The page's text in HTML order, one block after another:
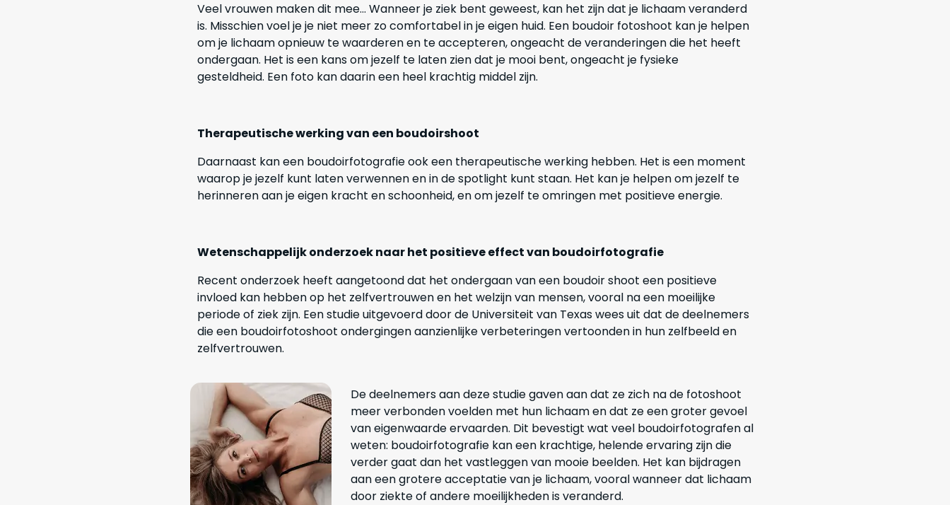
De deelnemers aan deze studie gaven aan dat ze zich na de fotoshoot
meer verbonden voelden met hun lichaam en dat ze een groter gevoel
van eigenwaarde ervaarden. Dit bevestigt wat veel boudoirfotografen al
weten: boudoirfotografie kan een krachtige, helende ervaring zijn die
verder gaat dan het vastleggen van mooie beelden. Het kan bijdragen
aan een grotere acceptatie van je lichaam, vooral wanneer dat lichaam
door ziekte of andere moeilijkheden is veranderd.
Veel vrouwen maken dit mee... Wanneer je ziek bent geweest, kan het zijn dat je lichaam veranderd
is. Misschien voel je je niet meer zo comfortabel in je eigen huid. Een boudoir fotoshoot kan je helpen
om je lichaam opnieuw te waarderen en te accepteren, ongeacht de veranderingen die het heeft
ondergaan. Het is een kans om jezelf te laten zien dat je mooi bent, ongeacht je fysieke
gesteldheid. Een foto kan daarin een heel krachtig middel zijn.
Therapeutische werking van een boudoirshoot
Daarnaast kan een boudoirfotografie ook een therapeutische werking hebben. Het is een moment
waarop je jezelf kunt laten verwennen en in de spotlight kunt staan. Het kan je helpen om jezelf te
herinneren aan je eigen kracht en schoonheid, en om jezelf te omringen met positieve energie.
Wetenschappelijk onderzoek naar het positieve effect van boudoirfotografie
Recent onderzoek heeft aangetoond dat het ondergaan van een boudoir shoot een positieve
invloed kan hebben op het zelfvertrouwen en het welzijn van mensen, vooral na een moeilijke
periode of ziek zijn. Een studie uitgevoerd door de Universiteit van Texas wees uit dat de deelnemers
die een boudoirfotoshoot ondergingen aanzienlijke verbeteringen vertoonden in hun zelfbeeld en
zelfvertrouwen.